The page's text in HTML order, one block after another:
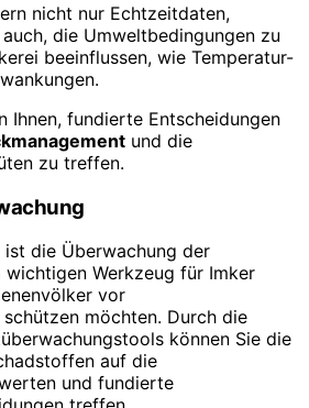
nicht nur Echtzeitdaten,
die Umweltbedingungen zu
beeinflussen, wie Temperatur-
Ihnen, fundierte Entscheidungen
und die
zu treffen.
die Überwachung der
Werkzeug für Imker
vor
möchten. Durch die
können Sie die
auf die
und fundierte